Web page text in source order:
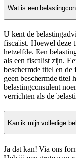
Wat is een
U kent de
fiscalist. Hoewel deze
hetzelfde. Een
als een fiscalist zijn.
beschermde titel en
geen beschermde titel
belastingconsulent
verrichten als de
Kan ik mijn volledige
Ja dat kan! Via ons